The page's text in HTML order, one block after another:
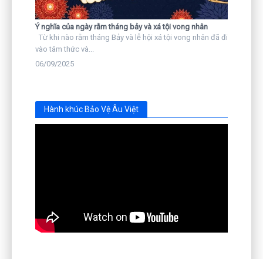
Ý nghĩa của ngày rằm tháng bảy và xá tội vong nhân
Từ khi nào rằm tháng Bảy và lễ hội xá tội vong nhân đã đi
vào tâm thức và...
06/09/2025
Hành khúc Bảo Vệ Âu Việt